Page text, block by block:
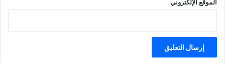
الموقع الإلكتروني